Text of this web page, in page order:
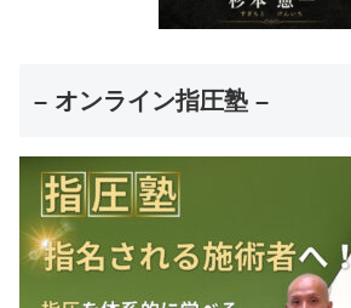
– オンライン指圧塾 –